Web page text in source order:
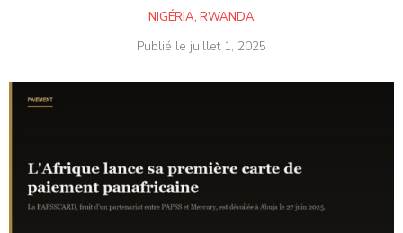
NIGÉRIA, RWANDA
Publié le juillet 1, 2025